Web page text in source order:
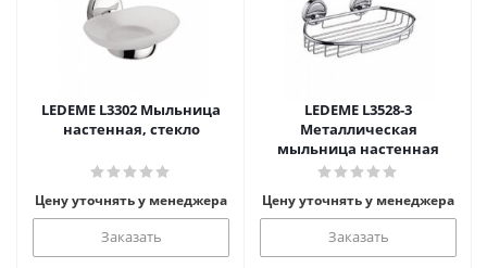
LEDEME L3302 Мыльница
настенная, стекло
Цену уточнять у менеджера
Заказать
LEDEME L3528-3
Металлическая
мыльница настенная
Цену уточнять у менеджера
Заказать